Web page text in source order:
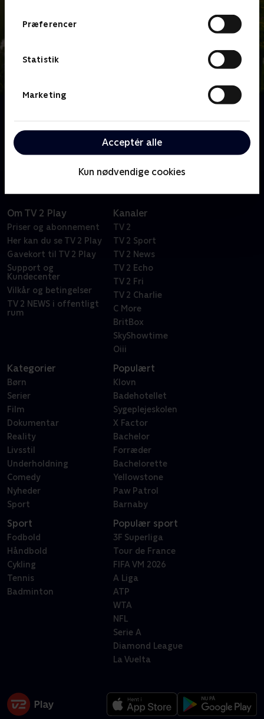
Præferencer
Statistik
Marketing
Acceptér alle
Kun nødvendige cookies
skabe deres drøm af et fristed. Efter otte intense
uger og masser af arbejde kåres vinderne.
Om TV 2 Play
Priser og abonnement
Her kan du se TV 2 Play
Gavekort til TV 2 Play
Support og
Kundecenter
Vilkår og betingelser
TV 2 NEWS i offentligt
rum
Kanaler
TV 2
TV 2 Sport
TV 2 News
TV 2 Echo
TV 2 Fri
TV 2 Charlie
C More
BritBox
SkyShowtime
Oiii
Kategorier
Børn
Serier
Film
Dokumentar
Reality
Livsstil
Underholdning
Comedy
Nyheder
Sport
Populært
Klovn
Badehotellet
Sygeplejeskolen
X Factor
Bachelor
Forræder
Bachelorette
Yellowstone
Paw Patrol
Barnaby
Sport
Fodbold
Håndbold
Cykling
Tennis
Badminton
Populær sport
3F Superliga
Tour de France
FIFA VM 2026
A Liga
ATP
WTA
NFL
Serie A
Diamond League
La Vuelta